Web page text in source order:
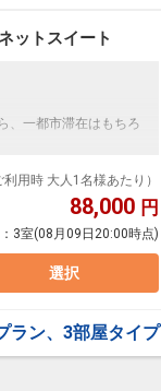
ットスイート
、一都市滞在はもちろ
％貯まります。
が可能なプランもござ
アクセスしやすい立地
1分。
用時 大人1名様あたり）
88,000 円
3室(08月09日20:00時点)
選択
ラン、3部屋タイプ